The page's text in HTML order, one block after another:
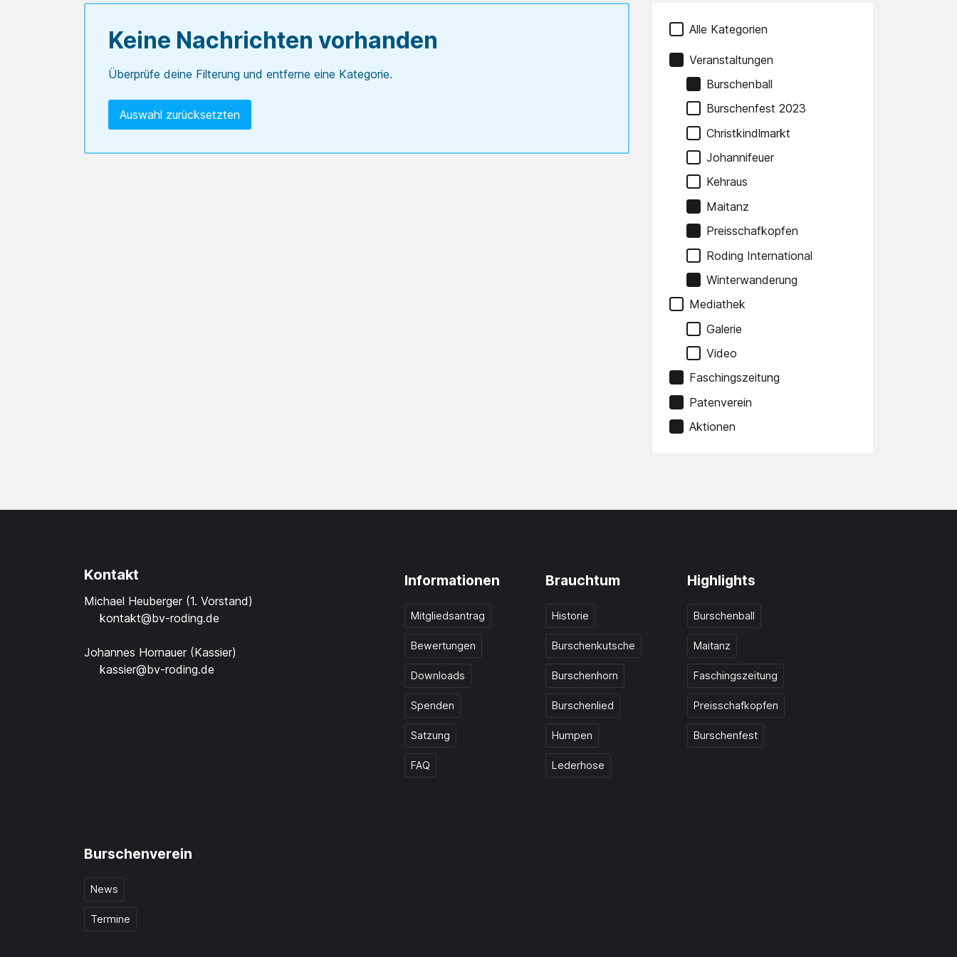
Keine Nachrichten vorhanden
Überprüfe deine Filterung und entferne eine Kategorie.
Auswahl zurücksetzten
Alle Kategorien
Veranstaltungen
Burschenball
Burschenfest 2023
Christkindlmarkt
Johannifeuer
Kehraus
Maitanz
Preisschafkopfen
Roding International
Winterwanderung
Mediathek
Galerie
Video
Faschingszeitung
Patenverein
Aktionen
Kontakt
Michael Heuberger (1. Vorstand)
kontakt@bv-roding.de
Johannes Hornauer (Kassier)
kassier@bv-roding.de
Informationen
Mitgliedsantrag
Bewertungen
Downloads
Spenden
Satzung
FAQ
Brauchtum
Historie
Burschenkutsche
Burschenhorn
Burschenlied
Humpen
Lederhose
Highlights
Burschenball
Maitanz
Faschingszeitung
Preisschafkopfen
Burschenfest
Burschenverein
News
Termine